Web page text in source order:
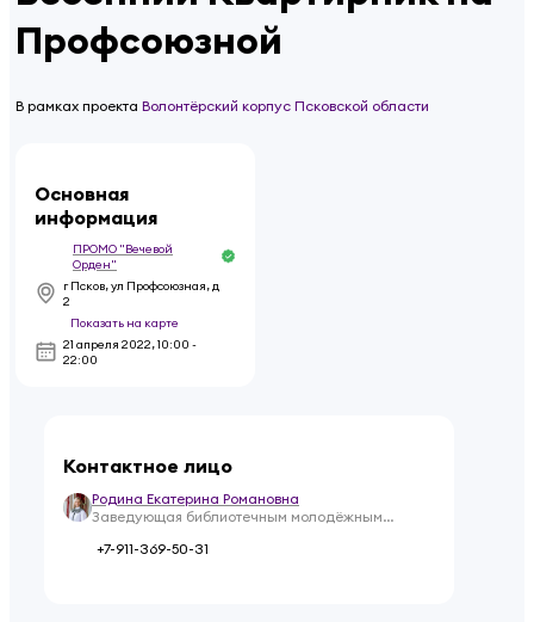
Профсоюзной
В рамках проекта Волонтёрский корпус Псковской области
Основная
информация
ПРОМО "Вечевой
Орден"
г Псков, ул Профсоюзная, д
2
Показать на карте
21 апреля 2022,10:00 -
22:00
Контактное лицо
Родина Екатерина Романовна
Заведующая библиотечным молодёжным
"Вечевой Орден"
+7-911-369-50-31